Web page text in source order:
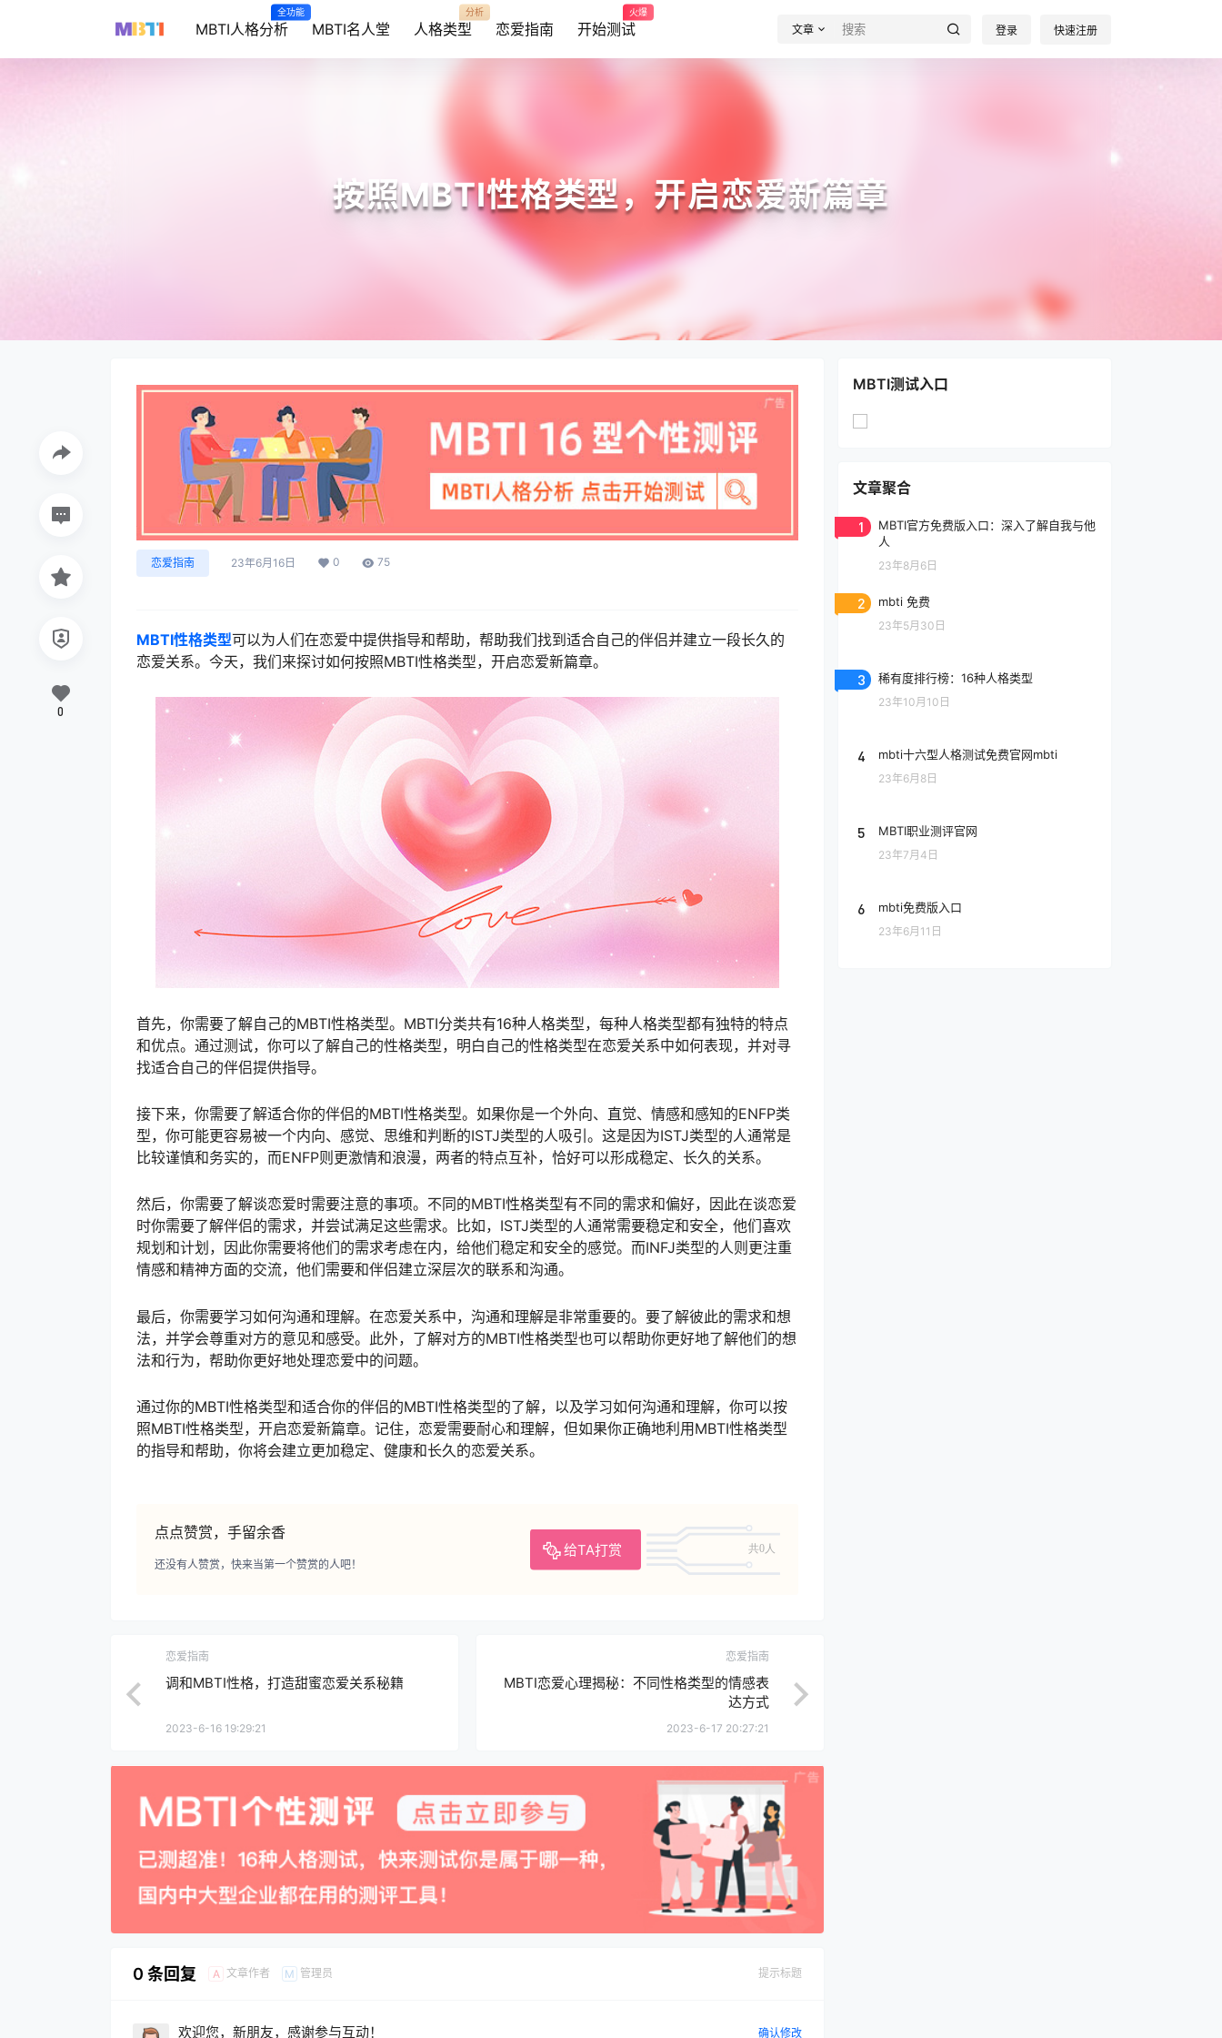
MBTI人格分析
全功能
MBTI名人堂 人格类型
分析
恋爱指南 开始测试
火爆
文章 登录 快速注册
按照MBTI性格类型，开启恋爱新篇章
恋爱指南 23年6月16日 0 75
MBTI性格类型可以为人们在恋爱中提供指导和帮助，帮助我们找到适合自己的伴侣并建立一段长久的
恋爱关系。今天，我们来探讨如何按照MBTI性格类型，开启恋爱新篇章。
首先，你需要了解自己的MBTI性格类型。MBTI分类共有16种人格类型，每种人格类型都有独特的特点
和优点。通过测试，你可以了解自己的性格类型，明白自己的性格类型在恋爱关系中如何表现，并对寻
找适合自己的伴侣提供指导。
接下来，你需要了解适合你的伴侣的MBTI性格类型。如果你是一个外向、直觉、情感和感知的ENFP类
型，你可能更容易被一个内向、感觉、思维和判断的ISTJ类型的人吸引。这是因为ISTJ类型的人通常是
比较谨慎和务实的，而ENFP则更激情和浪漫，两者的特点互补，恰好可以形成稳定、长久的关系。
然后，你需要了解谈恋爱时需要注意的事项。不同的MBTI性格类型有不同的需求和偏好，因此在谈恋爱
时你需要了解伴侣的需求，并尝试满足这些需求。比如，ISTJ类型的人通常需要稳定和安全，他们喜欢
规划和计划，因此你需要将他们的需求考虑在内，给他们稳定和安全的感觉。而INFJ类型的人则更注重
情感和精神方面的交流，他们需要和伴侣建立深层次的联系和沟通。
最后，你需要学习如何沟通和理解。在恋爱关系中，沟通和理解是非常重要的。要了解彼此的需求和想
法，并学会尊重对方的意见和感受。此外，了解对方的MBTI性格类型也可以帮助你更好地了解他们的想
法和行为，帮助你更好地处理恋爱中的问题。
通过你的MBTI性格类型和适合你的伴侣的MBTI性格类型的了解，以及学习如何沟通和理解，你可以按
照MBTI性格类型，开启恋爱新篇章。记住，恋爱需要耐心和理解，但如果你正确地利用MBTI性格类型
的指导和帮助，你将会建立更加稳定、健康和长久的恋爱关系。
点点赞赏，手留余香
给TA打赏 共0人
还没有人赞赏，快来当第一个赞赏的人吧！
0
恋爱指南
调和MBTI性格，打造甜蜜恋爱关系秘籍
2023-6-16 19:29:21
恋爱指南
MBTI恋爱心理揭秘：不同性格类型的情感表
达方式
2023-6-17 20:27:21
0 条回复 A 文章作者 M 管理员 提示标题
欢迎您，新朋友，感谢参与互动！ 确认修改
MBTI测试入口
文章聚合
1
MBTI官方免费版入口：深入了解自我与他
人
23年8月6日
2 mbti 免费
23年5月30日
3 稀有度排行榜：16种人格类型
23年10月10日
4 mbti十六型人格测试免费官网mbti
23年6月8日
5 MBTI职业测评官网
23年7月4日
6 mbti免费版入口
23年6月11日